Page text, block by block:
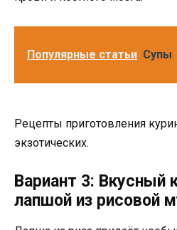
Популярные статьи Супы
Рецепты приготовления
экзотических.
Вариант 3: Вкусный
лапшой из рисовой